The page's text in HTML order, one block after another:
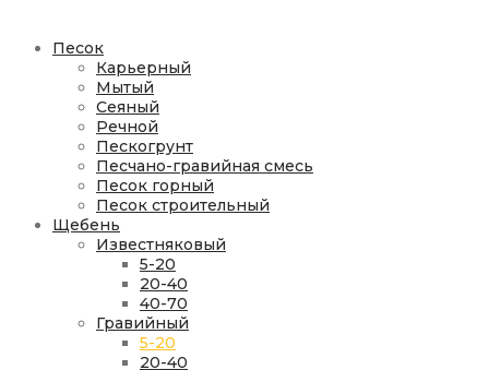
Песок
Карьерный
Мытый
Сеяный
Речной
Пескогрунт
Песчано-гравийная смесь
Песок горный
Песок строительный
Щебень
Известняковый
5-20
20-40
40-70
Гравийный
5-20
20-40